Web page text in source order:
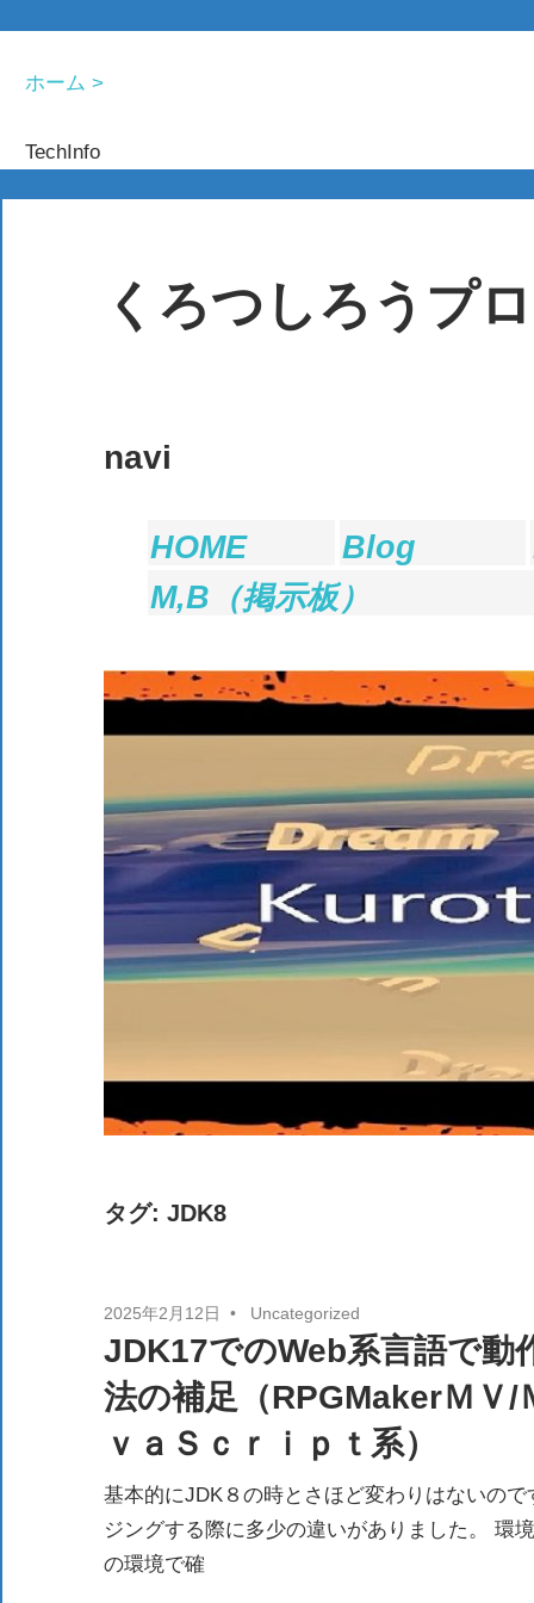
ホーム >
TechInfo
ン
キ
くろつしろうプ
報
と
navi
HOME Blog
M,B（掲示板）
タグ: JDK8
2025年2月12日 Uncategorized
JDK17でのWeb系言語で動
法の補足（RPGMakerＭＶ/
ｖａＳｃｒｉｐｔ系）
基本的にJDK８の時とさほど変わりはないの
ジングする際に多少の違いがありました。 環
の環境で確